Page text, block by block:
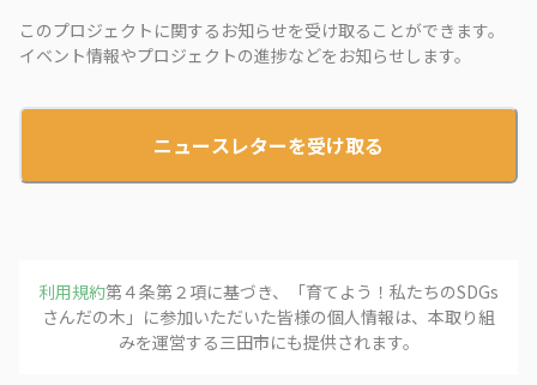
このプロジェクトに関するお知らせを受け取ることができます。
イベント情報やプロジェクトの進捗などをお知らせします。
ニュースレターを受け取る
利用規約第４条第２項に基づき、「育てよう！私たちのSDGs
さんだの木 」に参加いただいた皆様の個人情報は、本取り組
みを運営する三田市にも提供されます。